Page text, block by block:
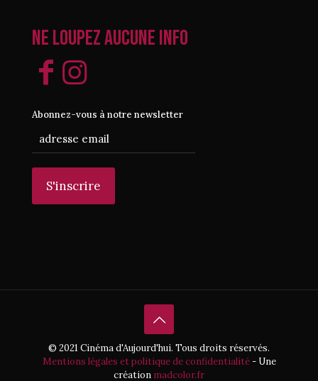
Ne loupez aucune info
Abonnez-vous à notre newsletter
© 2021 Cinéma d'Aujourd'hui. Tous droits réservés.
Mentions légales et politique de confidentialité- Une
création madcolor.fr